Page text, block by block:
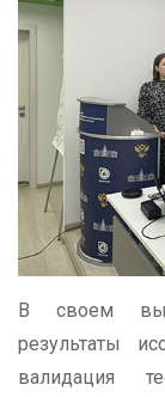
В своем
результаты
валидация